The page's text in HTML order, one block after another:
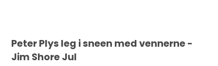
Peter Plys leg i sneen med vennerne -
Jim Shore Jul